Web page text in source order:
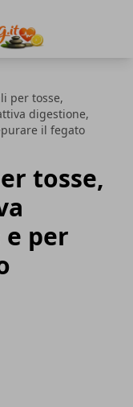
per tosse,
digestione,
il fegato
tosse,
per